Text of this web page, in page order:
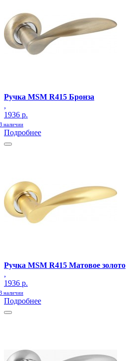
Ручка MSM R415 Бронза
,
1936 р.
наличии
Подробнее
Ручка MSM R415 Матовое золото
,
1936 р.
наличии
Подробнее